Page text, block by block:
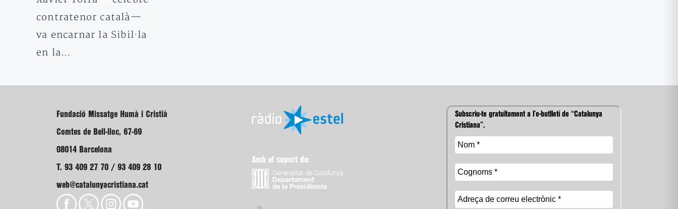
contratenor català—
va encarnar la Sibil·la
en la…
Fundació Missatge Humà i Cristià
Comtes de Bell-lloc, 67-69
08014 Barcelona
T. 93 409 27 70 / 93 409 28 10
web@catalunyacristiana.cat
Amb el suport de:
Subscriu-te gratuïtament a l’e-butlletí de “Catalunya
Cristiana”.